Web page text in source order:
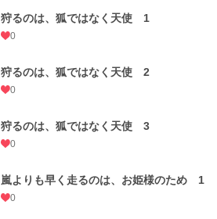
狩るのは、狐ではなく天使 1
0
狩るのは、狐ではなく天使 2
0
狩るのは、狐ではなく天使 3
0
嵐よりも早く走るのは、お姫様のため 1
0